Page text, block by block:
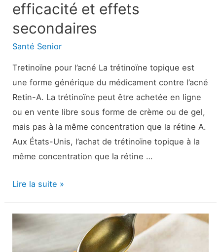
efficacité et effets
secondaires
Santé Senior
Tretinoïne pour l’acné La trétinoïne topique est
une forme générique du médicament contre l’acné
Retin-A. La trétinoïne peut être achetée en ligne
ou en vente libre sous forme de crème ou de gel,
mais pas à la même concentration que la rétine A.
Aux États-Unis, l’achat de trétinoïne topique à la
même concentration que la rétine …
Tretinoïne
l’acné
:
Lire la suite »